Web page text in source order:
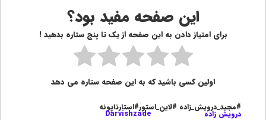
این صفحه مفید بود؟
برای امتیاز دادن به این صفحه از یک تا پنج ستاره بدهید !
اولین کسی باشید که به این صفحه ستاره می دهد
#مجید_درویش_زاده #لاین_استور#استارتاپونه
درویش زاده Darvishzade